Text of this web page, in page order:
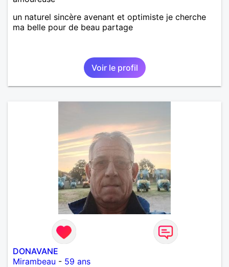
un naturel sincère avenant et optimiste je cherche
ma belle pour de beau partage
Voir le profil
DONAVANE
Mirambeau - 59 ans